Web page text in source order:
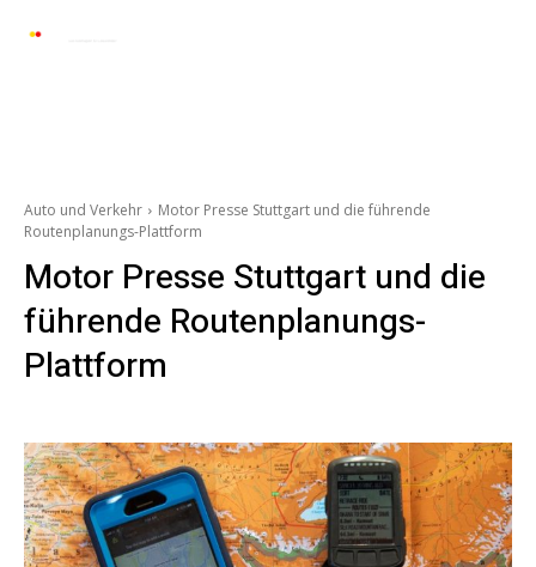
Auto und Verkehr
Motor Presse Stuttgart und die führende
Routenplanungs-Plattform
Motor Presse Stuttgart und die
führende Routenplanungs-
Plattform